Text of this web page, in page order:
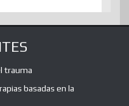
trauma
basadas en la